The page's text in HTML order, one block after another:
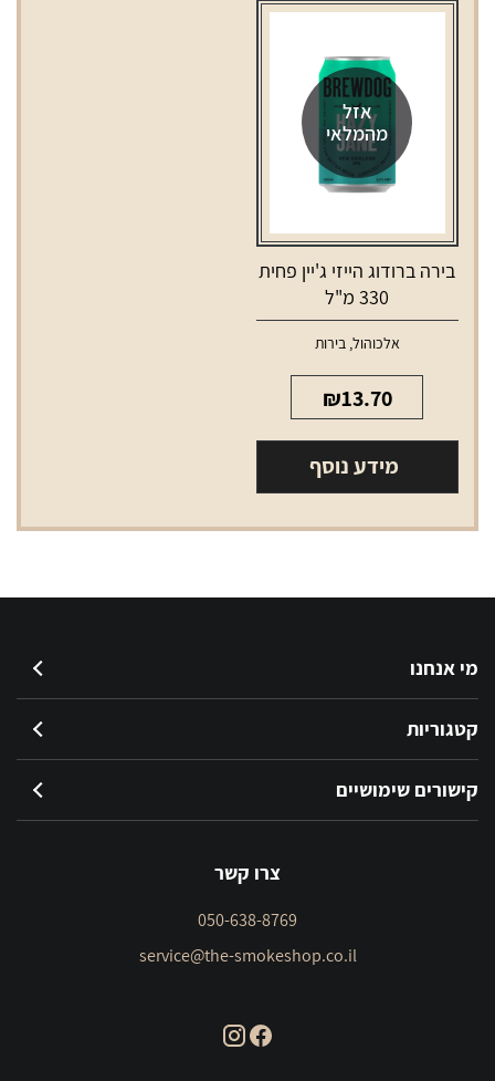
אזל
מהמלאי
בירה ברודוג הייזי ג'יין פחית
330 מ"ל
אלכוהול,בירות
₪13.70
מידע נוסף
מי אנחנו
קטגוריות
קישורים שימושיים
צרו קשר
050-638-8769
service@the-smokeshop.co.il